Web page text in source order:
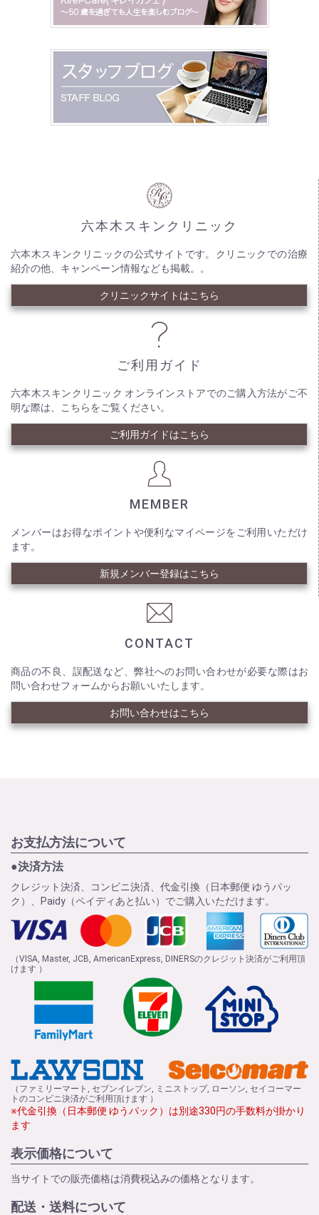
六本木スキンクリニック
六本木スキンクリニックの公式サイトです。クリニックでの治療
紹介の他、キャンペーン情報なども掲載。。
クリニックサイトはこちら
ご利用ガイド
六本木スキンクリニック オンラインストアでのご購入方法がご不
明な際は、こちらをご覧ください。
ご利用ガイドはこちら
MEMBER
メンバーはお得なポイントや便利なマイページをご利用いただけ
ます。
新規メンバー登録はこちら
CONTACT
商品の不良、誤配送など、弊社へのお問い合わせが必要な際はお
問い合わせフォームからお願いいたします。
お問い合わせはこちら
お支払方法について
●決済方法
クレジット決済、コンビニ決済、代金引換（日本郵便 ゆうパッ
ク）、Paidy（ペイディあと払い）でご購入いただけます。
（VISA, Master, JCB, AmericanExpress, DINERSのクレジット決済がご利用頂
けます ）
（ファミリーマート, セブンイレブン, ミニストップ, ローソン, セイコーマー
トのコンビニ決済がご利用頂けます ）
※代金引換（日本郵便 ゆうパック）は別途330円の手数料が掛かり
ます
表示価格について
当サイトでの販売価格は消費税込みの価格となります。
配送・送料について